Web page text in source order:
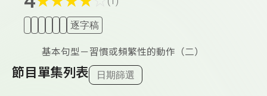
逐字稿
基本句型－習慣或頻繁性的動作（二）
節目單集列表 日期篩選